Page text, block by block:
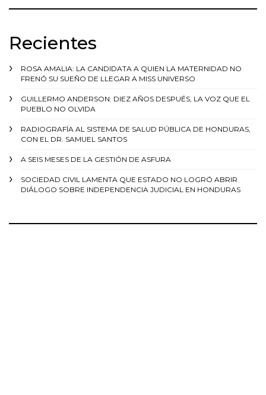
Recientes
ROSA AMALIA: LA CANDIDATA A QUIEN LA MATERNIDAD NO
FRENÓ SU SUEÑO DE LLEGAR A MISS UNIVERSO
GUILLERMO ANDERSON: DIEZ AÑOS DESPUÉS, LA VOZ QUE EL
PUEBLO NO OLVIDA
RADIOGRAFÍA AL SISTEMA DE SALUD PÚBLICA DE HONDURAS,
CON EL DR. SAMUEL SANTOS
A SEIS MESES DE LA GESTIÓN DE ASFURA
SOCIEDAD CIVIL LAMENTA QUE ESTADO NO LOGRÓ ABRIR
DIÁLOGO SOBRE INDEPENDENCIA JUDICIAL EN HONDURAS